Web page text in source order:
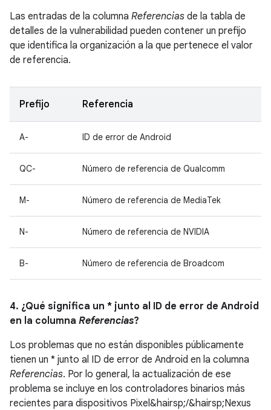
Las entradas de la columna Referencias de la tabla de
detalles de la vulnerabilidad pueden contener un prefijo
que identifica la organización a la que pertenece el valor
de referencia.
Prefijo Referencia
A- ID de error de Android
QC- Número de referencia de Qualcomm
M- Número de referencia de MediaTek
N- Número de referencia de NVIDIA
B- Número de referencia de Broadcom
4. ¿Qué significa un * junto al ID de error de Android
en la columna Referencias?
Los problemas que no están disponibles públicamente
tienen un * junto al ID de error de Android en la columna
Referencias. Por lo general, la actualización de ese
problema se incluye en los controladores binarios más
recientes para dispositivos Pixel&hairsp;/&hairsp;Nexus